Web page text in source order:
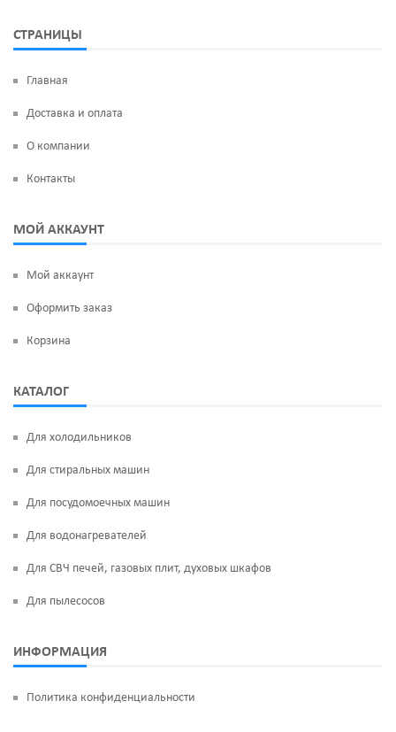
СТРАНИЦЫ
Главная
Доставка и оплата
О компании
Контакты
МОЙ АККАУНТ
Мой аккаунт
Оформить заказ
Корзина
КАТАЛОГ
Для холодильников
Для стиральных машин
Для посудомоечных машин
Для водонагревателей
Для СВЧ печей, газовых плит, духовых шкафов
Для пылесосов
ИНФОРМАЦИЯ
Политика конфиденциальности